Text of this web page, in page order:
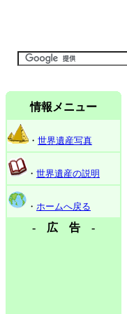
情報メニュー
・ 世界遺産写真
・ 世界遺産の説明
・ ホームへ戻る
- 広 告 -